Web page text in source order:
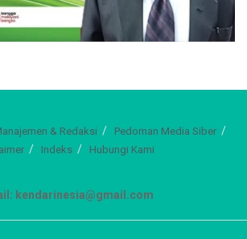
& Redaksi
Pedoman Media Siber
Indeks Hubungi Kami
kendarinesia@gmail.com